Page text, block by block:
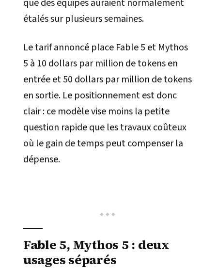
que des équipes auraient normalement
étalés sur plusieurs semaines.
Le tarif annoncé place Fable 5 et Mythos
5 à 10 dollars par million de tokens en
entrée et 50 dollars par million de tokens
en sortie. Le positionnement est donc
clair : ce modèle vise moins la petite
question rapide que les travaux coûteux
où le gain de temps peut compenser la
dépense.
Fable 5, Mythos 5 : deux
usages séparés